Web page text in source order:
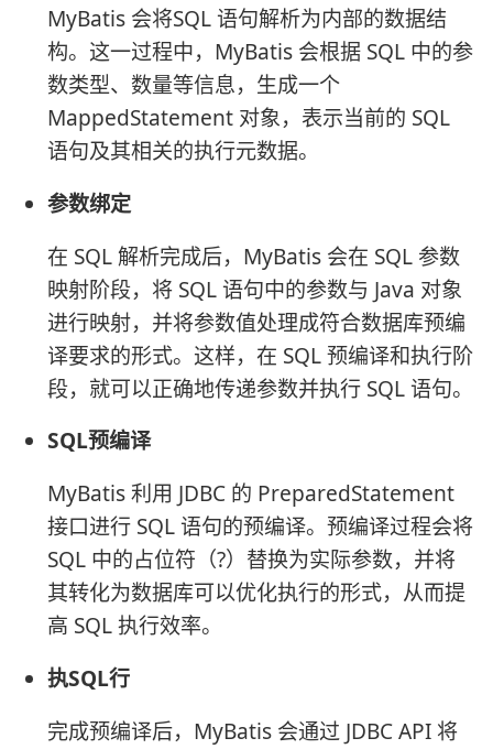
MyBatis 会将SQL 语句解析为内部的数据结
构。这一过程中，MyBatis 会根据 SQL 中的参
数类型、数量等信息，生成一个
MappedStatement 对象，表示当前的 SQL
语句及其相关的执行元数据。
参数绑定
在 SQL 解析完成后，MyBatis 会在 SQL 参数
映射阶段，将 SQL 语句中的参数与 Java 对象
进行映射，并将参数值处理成符合数据库预编
译要求的形式。这样，在 SQL 预编译和执行阶
段，就可以正确地传递参数并执行 SQL 语句。
SQL预编译
MyBatis 利用 JDBC 的 PreparedStatement
接口进行 SQL 语句的预编译。预编译过程会将
SQL 中的占位符（?）替换为实际参数，并将
其转化为数据库可以优化执行的形式，从而提
高 SQL 执行效率。
执SQL行
完成预编译后，MyBatis 会通过 JDBC API 将